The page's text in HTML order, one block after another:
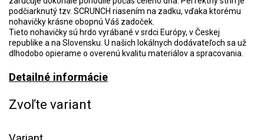
Zvoľte variant
podčiarknutý tzv. SCRUNCH riasením na zadku, vďaka ktorému
nohavičky krásne obopnú Váš zadoček.
Tieto nohavičky sú hrdo vyrábané v srdci Európy, v Českej
republike a na Slovensku. U našich lokálnych dodávateľoch sa už
dlhodobo opierame o overenú kvalitu materiálov a spracovania.
Detailné informácie